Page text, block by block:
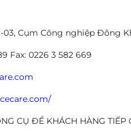
03, Cụm Công nghiệp Đông
Fax: 0226 3 582 669
CỤ ĐỂ KHÁCH HÀNG